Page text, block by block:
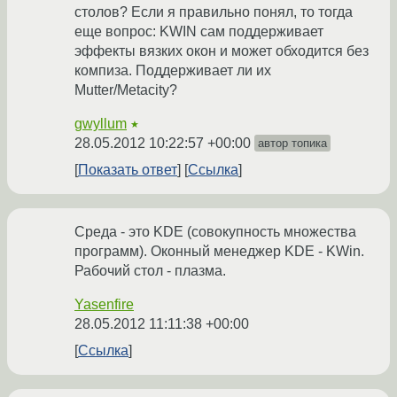
столов? Если я правильно понял, то тогда
еще вопрос: KWIN сам поддерживает
эффекты вязких окон и может обходится без
компиза. Поддерживает ли их
Mutter/Metacity?
gwyllum ★
28.05.2012 10:22:57 +00:00 автор топика
Показать ответ Ссылка
Среда - это KDE (совокупность множества
программ). Оконный менеджер KDE - KWin.
Рабочий стол - плазма.
Yasenfire
28.05.2012 11:11:38 +00:00
Ссылка